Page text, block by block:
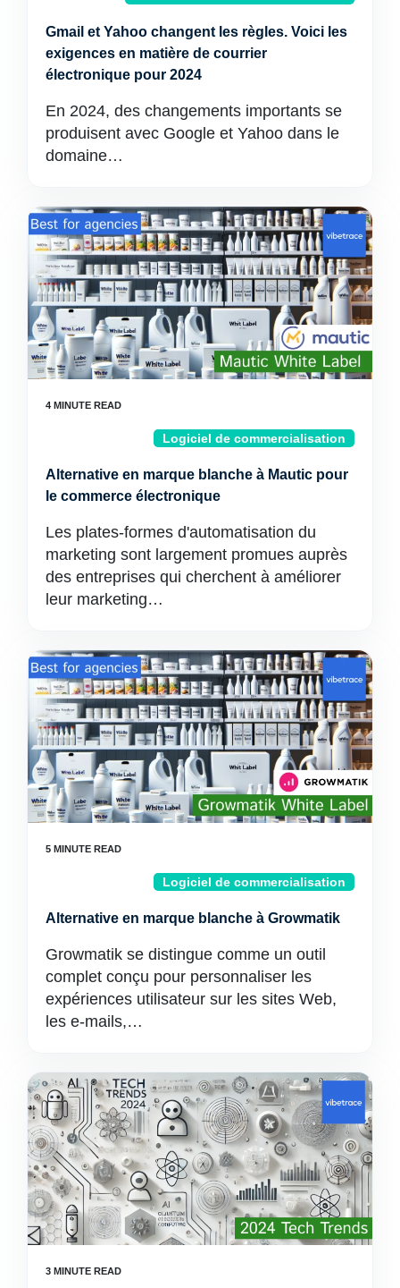
Gmail et Yahoo changent les règles. Voici les
exigences en matière de courrier
électronique pour 2024
En 2024, des changements importants se
produisent avec Google et Yahoo dans le
domaine…
Logiciel de commercialisation
Alternative en marque blanche à Mautic pour
le commerce électronique
Les plates-formes d'automatisation du
marketing sont largement promues auprès
des entreprises qui cherchent à améliorer
leur marketing…
Logiciel de commercialisation
Alternative en marque blanche à Growmatik
Growmatik se distingue comme un outil
complet conçu pour personnaliser les
expériences utilisateur sur les sites Web,
les e-mails,…